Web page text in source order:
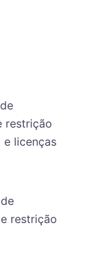
restrição
e licenças
restrição